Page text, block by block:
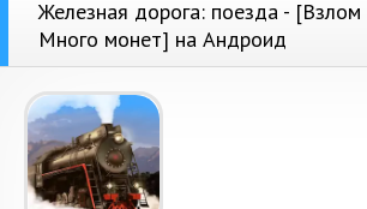
Железная дорога: поезда - [Взлом
Много монет] на Андроид